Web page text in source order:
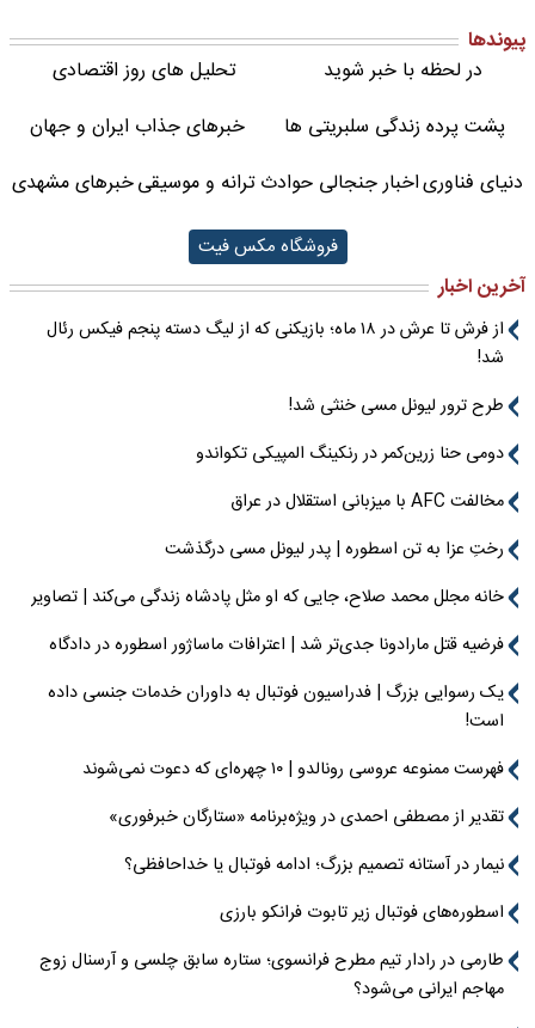
پیوندها
در لحظه با خبر شوید
تحلیل های روز اقتصادی
پشت پرده زندگی سلبریتی ها
خبرهای جذاب ایران و جهان
دنیای فناوریاخبار جنجالی حوادثترانه و موسیقیخبرهای مشهدی
فروشگاه مکس فیت
آخرین اخبار
از فرش تا عرش در ۱۸ ماه؛ بازیکنی که از لیگ دسته پنجم فیکس رئال
شد!
طرح ترور لیونل مسی خنثی شد!
دومی حنا زرین‌کمر در رنکینگ المپیکی تکواندو
مخالفت AFC با میزبانی استقلال در عراق
رختِ عزا به تن اسطوره | پدر لیونل مسی درگذشت
خانه مجلل محمد صلاح، جایی که او مثل پادشاه زندگی می‌کند | تصاویر
فرضیه قتل مارادونا جدی‌تر شد | اعترافات ماساژور اسطوره در دادگاه
یک رسوایی بزرگ | فدراسیون فوتبال به داوران خدمات جنسی داده
است!
فهرست ممنوعه عروسی رونالدو | ۱۰ چهره‌ای که دعوت نمی‌شوند
تقدیر از مصطفی احمدی در ویژه‌برنامه «ستارگان خبرفوری»
نیمار در آستانه تصمیم بزرگ؛ ادامه فوتبال یا خداحافظی؟
اسطوره‌های فوتبال زیر تابوت فرانکو بارزی
طارمی در رادار تیم مطرح فرانسوی؛ ستاره سابق چلسی و آرسنال زوج
مهاجم ایرانی می‌شود؟